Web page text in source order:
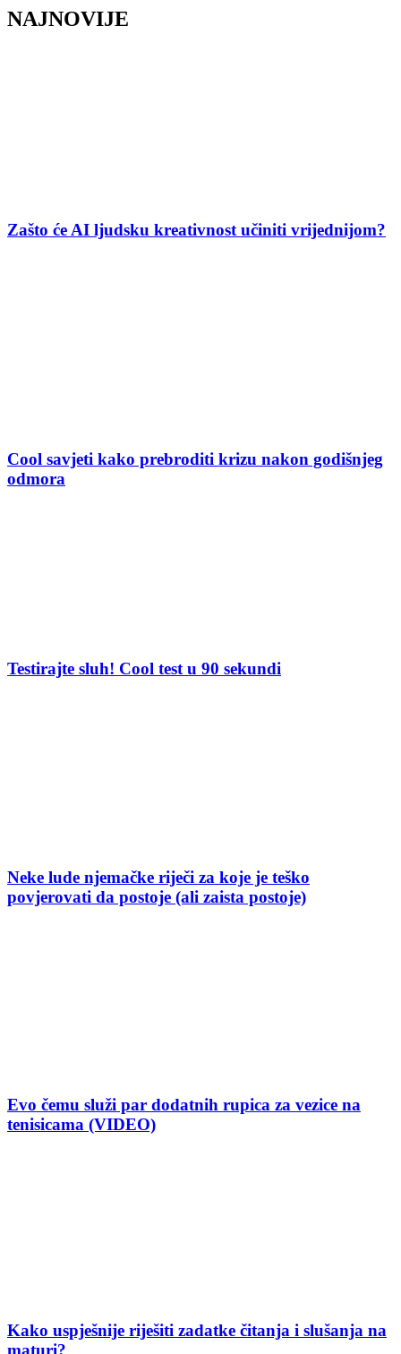
NAJNOVIJE
Zašto će AI ljudsku kreativnost učiniti vrijednijom?
Cool savjeti kako prebroditi krizu nakon godišnjeg
odmora
Testirajte sluh! Cool test u 90 sekundi
Neke lude njemačke riječi za koje je teško
povjerovati da postoje (ali zaista postoje)
Evo čemu služi par dodatnih rupica za vezice na
tenisicama (VIDEO)
Kako uspješnije riješiti zadatke čitanja i slušanja na